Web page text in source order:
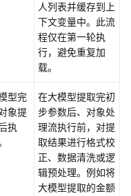
人列表并缓存到上
下文变量中。此流
程仅在第一轮执
行，避免重复加
载。
型完
象提
执
在大模型提取完初
步参数后、对象处
理流执行前，对提
取结果进行格式校
正、数据清洗或逻
辑预处理。例如将
大模型提取的金额